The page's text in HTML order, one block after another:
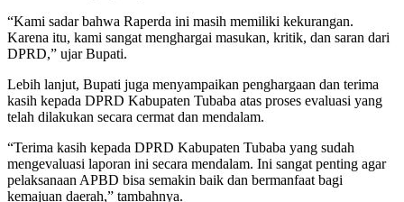
“Kami sadar bahwa Raperda ini masih memiliki kekurangan.
Karena itu, kami sangat menghargai masukan, kritik, dan saran dari
DPRD,” ujar Bupati.
Lebih lanjut, Bupati juga menyampaikan penghargaan dan terima
kasih kepada DPRD Kabupaten Tubaba atas proses evaluasi yang
telah dilakukan secara cermat dan mendalam.
“Terima kasih kepada DPRD Kabupaten Tubaba yang sudah
mengevaluasi laporan ini secara mendalam. Ini sangat penting agar
pelaksanaan APBD bisa semakin baik dan bermanfaat bagi
kemajuan daerah,” tambahnya.